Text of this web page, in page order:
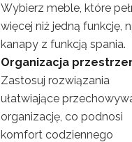
Wybierz meble, które
więcej niż jedną funkcję,
kanapy z funkcją spania.
Organizacja
Zastosuj rozwiązania
ułatwiające
organizację, co podnosi
komfort codziennego